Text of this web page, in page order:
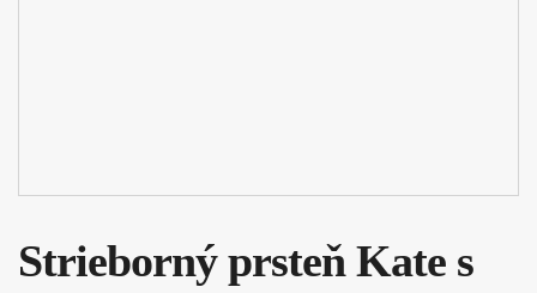
Strieborný prsteň Kate s